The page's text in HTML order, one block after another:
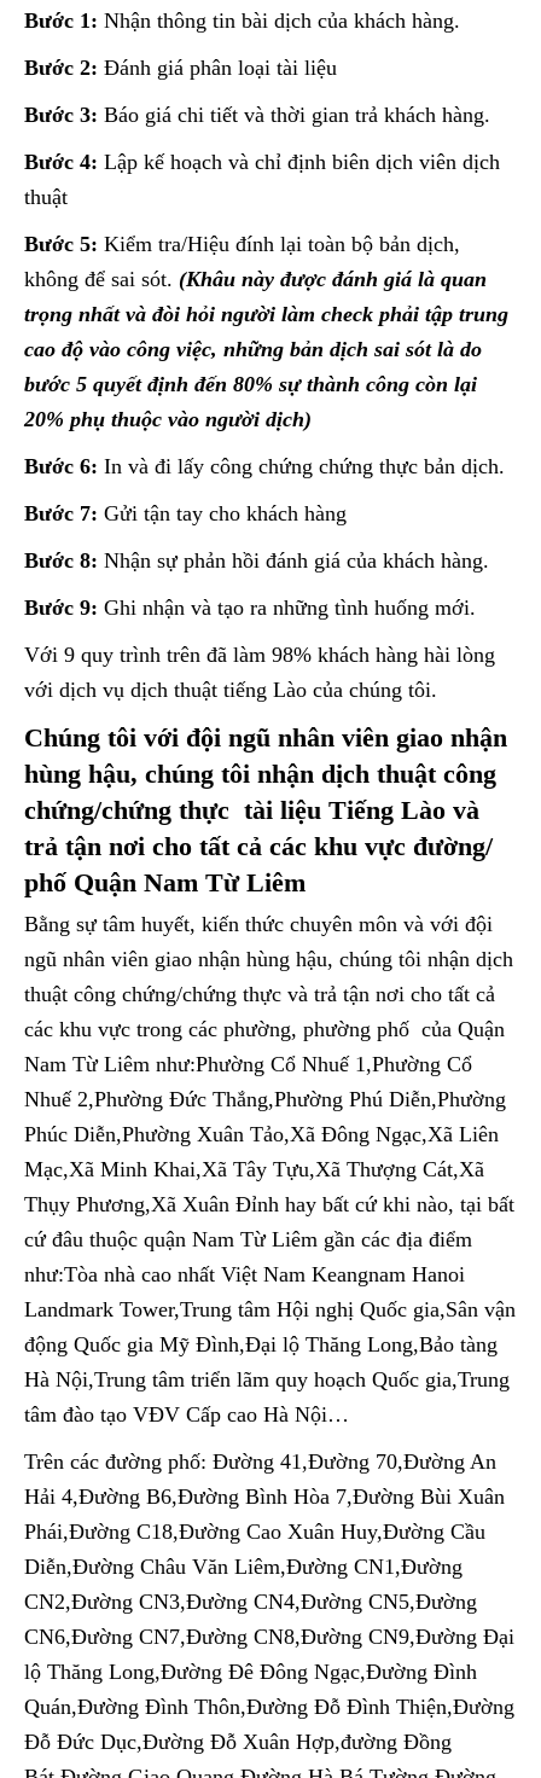
Bước 1: Nhận thông tin bài dịch của khách hàng.
Bước 2: Đánh giá phân loại tài liệu
Bước 3: Báo giá chi tiết và thời gian trả khách hàng.
Bước 4: Lập kế hoạch và chỉ định biên dịch viên dịch
thuật
Bước 5: Kiểm tra/Hiệu đính lại toàn bộ bản dịch,
không để sai sót. (Khâu này được đánh giá là quan
trọng nhất và đòi hỏi người làm check phải tập trung
cao độ vào công việc, những bản dịch sai sót là do
bước 5 quyết định đến 80% sự thành công còn lại
20% phụ thuộc vào người dịch)
Bước 6: In và đi lấy công chứng chứng thực bản dịch.
Bước 7: Gửi tận tay cho khách hàng
Bước 8: Nhận sự phản hồi đánh giá của khách hàng.
Bước 9: Ghi nhận và tạo ra những tình huống mới.
Với 9 quy trình trên đã làm 98% khách hàng hài lòng
với dịch vụ dịch thuật tiếng Lào của chúng tôi.
Chúng tôi với đội ngũ nhân viên giao nhận
hùng hậu, chúng tôi nhận dịch thuật công
chứng/chứng thực tài liệu Tiếng Lào và
trả tận nơi cho tất cả các khu vực đường/
phố Quận Nam Từ Liêm
Bằng sự tâm huyết, kiến thức chuyên môn và với đội
ngũ nhân viên giao nhận hùng hậu, chúng tôi nhận dịch
thuật công chứng/chứng thực và trả tận nơi cho tất cả
các khu vực trong các phường, phường phố của Quận
Nam Từ Liêm như:Phường Cổ Nhuế 1,Phường Cổ
Nhuế 2,Phường Đức Thắng,Phường Phú Diễn,Phường
Phúc Diễn,Phường Xuân Tảo,Xã Đông Ngạc,Xã Liên
Mạc,Xã Minh Khai,Xã Tây Tựu,Xã Thượng Cát,Xã
Thụy Phương,Xã Xuân Đỉnh hay bất cứ khi nào, tại bất
cứ đâu thuộc quận Nam Từ Liêm gần các địa điểm
như:Tòa nhà cao nhất Việt Nam Keangnam Hanoi
Landmark Tower,Trung tâm Hội nghị Quốc gia,Sân vận
động Quốc gia Mỹ Đình,Đại lộ Thăng Long,Bảo tàng
Hà Nội,Trung tâm triển lãm quy hoạch Quốc gia,Trung
tâm đào tạo VĐV Cấp cao Hà Nội…
Trên các đường phố: Đường 41,Đường 70,Đường An
Hải 4,Đường B6,Đường Bình Hòa 7,Đường Bùi Xuân
Phái,Đường C18,Đường Cao Xuân Huy,Đường Cầu
Diễn,Đường Châu Văn Liêm,Đường CN1,Đường
CN2,Đường CN3,Đường CN4,Đường CN5,Đường
CN6,Đường CN7,Đường CN8,Đường CN9,Đường Đại
lộ Thăng Long,Đường Đê Đông Ngạc,Đường Đình
Quán,Đường Đình Thôn,Đường Đỗ Đình Thiện,Đường
Đỗ Đức Dục,Đường Đỗ Xuân Hợp,đường Đồng